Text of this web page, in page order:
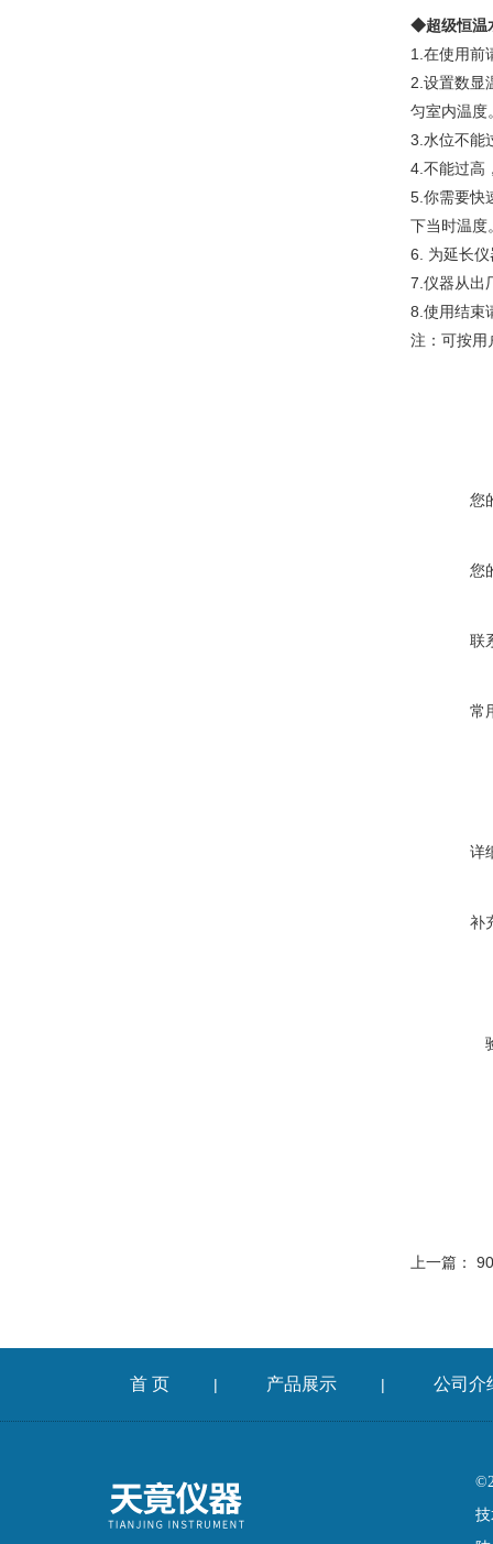
◆超级恒温
1.在使用前
2.设置数显
匀室内温度
3.水位不能
4.不能过高
5.你需要快
下当时温度
6. 为延长
7.仪器从出
8.使用结束
注：可按用
您
您
联
常
详
补
上一篇：
首 页 | 产品展示 | 公司介